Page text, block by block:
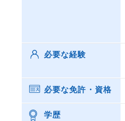
必要な経験
必要な免許・資格
学歴